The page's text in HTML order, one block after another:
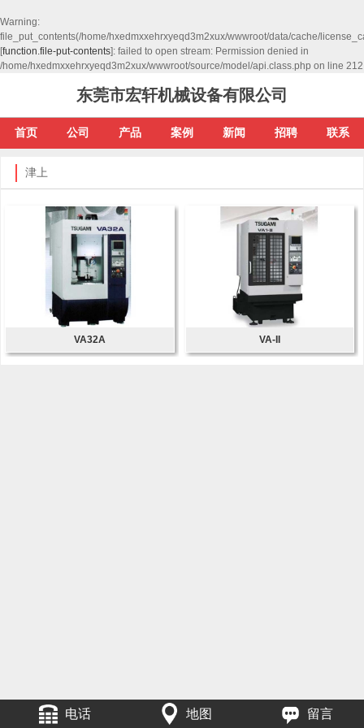
Warning:
file_put_contents(/home/hxedmxxehrxyeqd3m2xux/wwwroot/data/cache/
[function.file-put-contents]: failed to open stream: Permission denied in
/home/hxedmxxehrxyeqd3m2xux/wwwroot/source/model/api.class.php on line 212
东莞市宏轩机械设备有限公司
首页 公司 产品 案例 新闻 招聘 联系
津上
VA32A VA-II
电话 地图 留言